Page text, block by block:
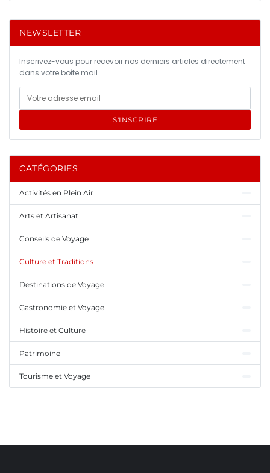
NEWSLETTER
Inscrivez-vous pour recevoir nos derniers articles directement
dans votre boîte mail.
S'INSCRIRE
CATÉGORIES
Activités en Plein Air
Arts et Artisanat
Conseils de Voyage
Culture et Traditions
Destinations de Voyage
Gastronomie et Voyage
Histoire et Culture
Patrimoine
Tourisme et Voyage